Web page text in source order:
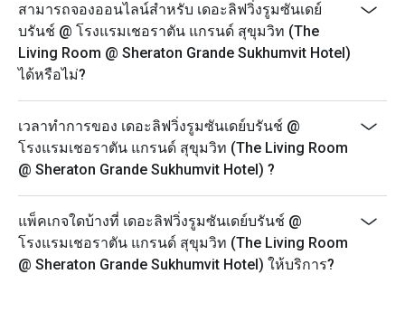
ยม
- เพื่อความสะดวกของคุณลูกค้า กรุณาแจ้งให้เราทราบ
หากคุณมีข้อจำกัดทางอาหาร อาการแพ้อาหาร หรือ
คำขอพิเศษ
เวลา 14.00-16.00 น.
ราคาเริ่มต้น 1,200++ บาท ต่อท่าน
- กรุณาจองล่วงหน้าอย่างน้อย 45 นาที ชุดน้ำชายามบ่าย
เนื่องจากอาหารบางรายการไม่สามารถจัดเตรียมล่วง
หน้าได้ เราขอขอบคุณลูกค้าที่เข้าใจ
- ในกรณีที่มีการจองเข้ามาแบบกะทันหัน โปรดทราบว่า
สามารถจองออนไลน์สำหรับ เดอะลิฟวิ่งรูมซันเดย์
บรันช์ @ โรงแรมเชอราตัน แกรนด์ สุขุมวิท (The
Living Room @ Sheraton Grande Sukhumvit Hotel)
ได้หรือไม่?
เวลาทำการของ เดอะลิฟวิ่งรูมซันเดย์บรันช์ @
โรงแรมเชอราตัน แกรนด์ สุขุมวิท (The Living Room
@ Sheraton Grande Sukhumvit Hotel) ?
แพ็คเกจใดบ้างที่ เดอะลิฟวิ่งรูมซันเดย์บรันช์ @
โรงแรมเชอราตัน แกรนด์ สุขุมวิท (The Living Room
@ Sheraton Grande Sukhumvit Hotel) ให้บริการ?